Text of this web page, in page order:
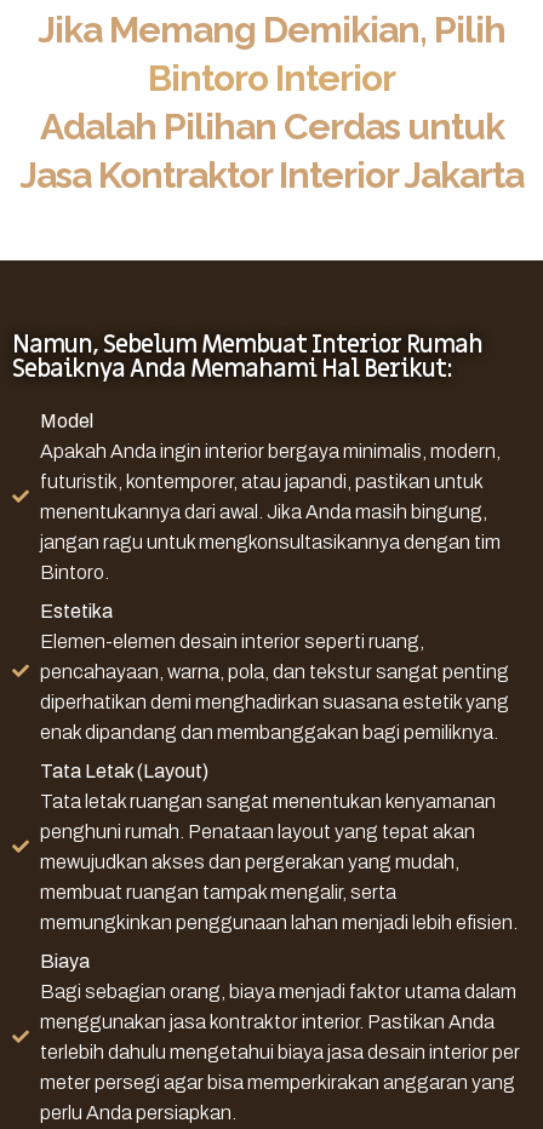
Jika Memang Demikian, Pilih
Bintoro Interior
Adalah Pilihan Cerdas untuk
Jasa Kontraktor Interior Jakarta
Namun, Sebelum Membuat Interior Rumah
Sebaiknya Anda Memahami Hal Berikut:
Model
Apakah Anda ingin interior bergaya minimalis, modern,
futuristik, kontemporer, atau japandi, pastikan untuk
menentukannya dari awal. Jika Anda masih bingung,
jangan ragu untuk mengkonsultasikannya dengan tim
Bintoro.
Estetika
Elemen-elemen desain interior seperti ruang,
pencahayaan, warna, pola, dan tekstur sangat penting
diperhatikan demi menghadirkan suasana estetik yang
enak dipandang dan membanggakan bagi pemiliknya.
Tata Letak (Layout)
Tata letak ruangan sangat menentukan kenyamanan
penghuni rumah. Penataan layout yang tepat akan
mewujudkan akses dan pergerakan yang mudah,
membuat ruangan tampak mengalir, serta
memungkinkan penggunaan lahan menjadi lebih efisien.
Biaya
Bagi sebagian orang, biaya menjadi faktor utama dalam
menggunakan jasa kontraktor interior. Pastikan Anda
terlebih dahulu mengetahui biaya jasa desain interior per
meter persegi agar bisa memperkirakan anggaran yang
perlu Anda persiapkan.